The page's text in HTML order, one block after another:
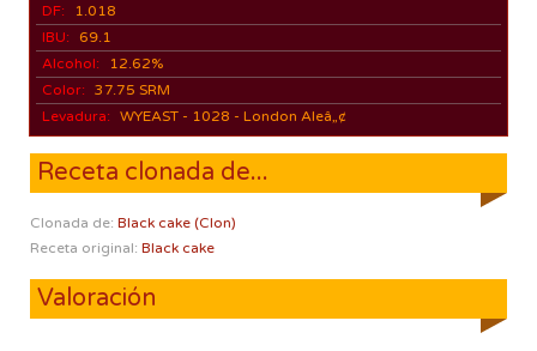
DF:
1.018
IBU:
69.1
Alcohol:
12.62%
Color: 37.75 SRM
Levadura: WYEAST - 1028 - London Aleâ„¢
Receta clonada de...
Clonada de: Black cake (Clon)
Receta original: Black cake
Valoración